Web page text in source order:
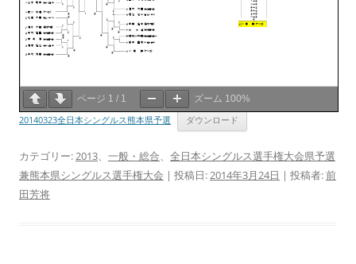
ページ 1 / 1 ズーム 100%
20140323全日本シングルス熊本県予選 ダウンロード
カテゴリー:2013、 一般・総合、 全日本シングルス選手権大会県予選
兼熊本県シングルス選手権大会 | 投稿日:2014年3月24日 | 投稿者:前
田芳将